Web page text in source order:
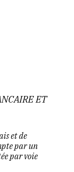
ET
et de
par un
par voie